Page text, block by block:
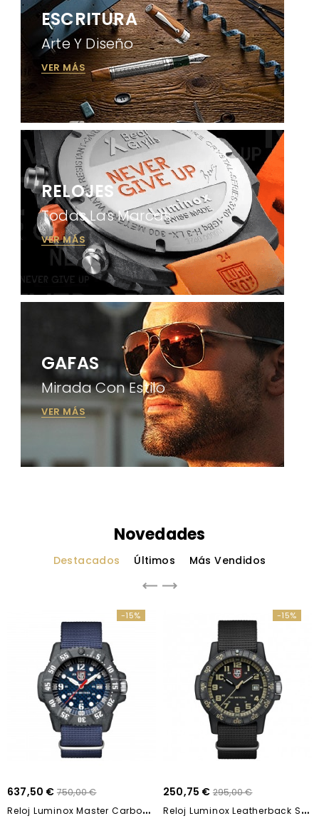
ESCRITURA
Arte Y Diseño
VER MÁS
RELOJES
Todas Las Marcas
VER MÁS
GAFAS
Mirada Con Estilo
VER MÁS
Novedades
Destacados Últimos Más Vendidos
-15%
637,50 € 750,00 €
R
Eloj Luminox Master Carbon Seal XS.3803 46mm
-15%
250,75 € 295,00 €
R
Eloj Luminox Leatherback Sea Turtle Giant...